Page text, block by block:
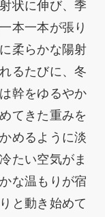
状に伸び、季
本一本が張り
柔らかな陽射
るたびに、冬
幹をゆるやか
てきた重みを
めるように淡
たい空気がま
な温もりが宿
と動き始めて